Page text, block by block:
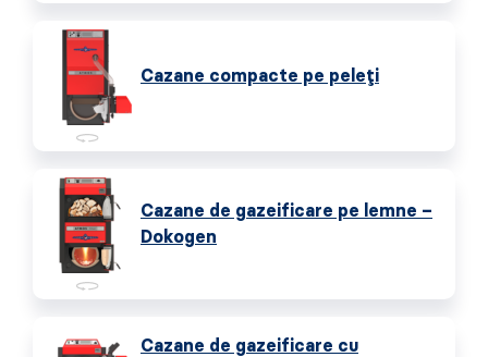
Cazane compacte pe peleți
Cazane de gazeificare pe lemne –
Dokogen
Cazane de gazeificare cu